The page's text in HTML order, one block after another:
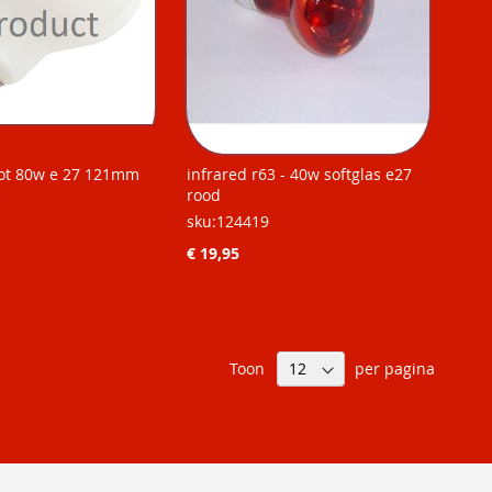
80w e 27 121mm
infrared r63 - 40w softglas e27
rood
sku:124419
€ 19,95
Toon per pagina